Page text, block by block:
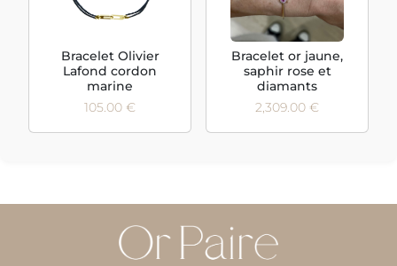
Bracelet Olivier
Lafond cordon
marine
105.00 €
Bracelet or jaune,
saphir rose et
diamants
2,309.00 €